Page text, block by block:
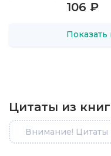
106 ₽
Показать
Цитаты из
Внимание! Цитаты